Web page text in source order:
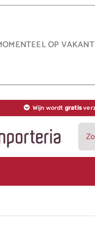
OP
Wijn wordt gratis
naar: